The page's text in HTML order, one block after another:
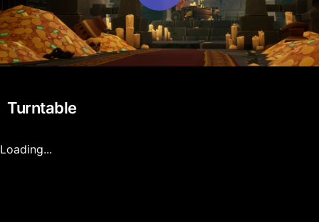
Turntable
Loading...